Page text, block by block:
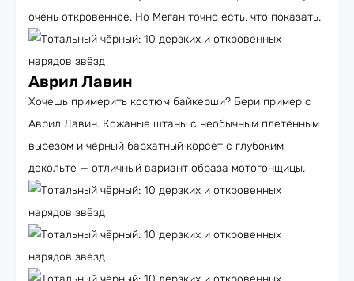
очень откровенное. Но Меган точно есть, что показать.
Аврил Лавин
Хочешь примерить костюм байкерши? Бери пример с
Аврил Лавин. Кожаные штаны с необычным плетённым
вырезом и чёрный бархатный корсет с глубоким
декольте — отличный вариант образа мотогонщицы.